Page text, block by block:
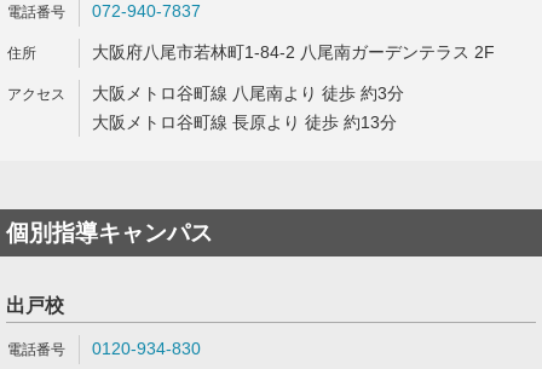
072-940-7837
大阪府八尾市若林町1-84-2 八尾南ガーデンテラス 2F
大阪メトロ谷町線 八尾南より 徒歩 約3分
大阪メトロ谷町線 長原より 徒歩 約13分
個別指導キャンパス
出戸校
0120-934-830